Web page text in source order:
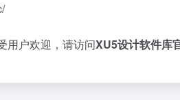
用户欢迎，请访问XU5设计软件库